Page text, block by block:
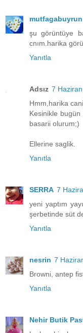
mutfagabuyrun
şu görüntüye
cnım.harika
Yanıtla
Adsız 7
Hmm,harika
Kesinikle
basarii olurum;)
Ellerine saglik.
Yanıtla
SERRA 7
yeni yaptım
şerbetinde süt
Yanıtla
nesrin 7
Browni, antep
Yanıtla
Nehir Butik